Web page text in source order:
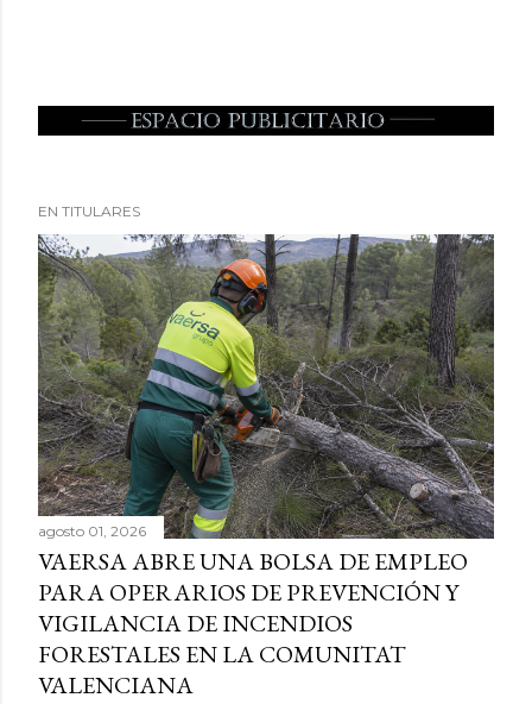
EN TITULARES
agosto 01, 2026
VAERSA ABRE UNA BOLSA DE EMPLEO
PARA OPERARIOS DE PREVENCIÓN Y
VIGILANCIA DE INCENDIOS
FORESTALES EN LA COMUNITAT
VALENCIANA